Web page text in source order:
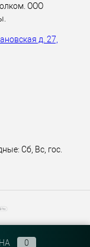
ООО
д. 27,
Сб, Вс, гос.
0